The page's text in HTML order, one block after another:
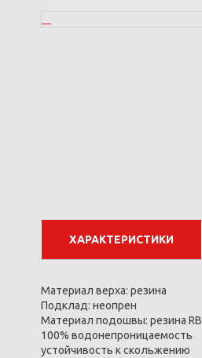
ХАРАКТЕРИСТИКИ
Материал верха: резина
Подклад: неопрен
Материал подошвы: резина RB
100% водонепроницаемость
устойчивость к скольжению